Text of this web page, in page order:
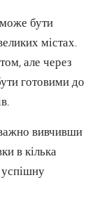
бути
містах.
але через
готовими до
вивчивши
в кілька
успішну